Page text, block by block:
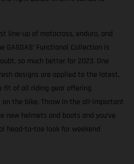
line-up of motocross, enduro, and
Functional Collection is
so much better for 2023. One
designs are applied to the latest,
fit of all riding gear offering
the bike. Throw in the all-important
new helmets and boots and you’ve
head-to-toe look for weekend